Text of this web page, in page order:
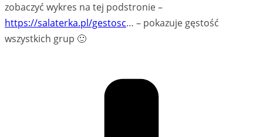
zobaczyć wykres na tej podstronie –
https://salaterka.pl/gestosc… – pokazuje gęstość
wszystkich grup 🙂